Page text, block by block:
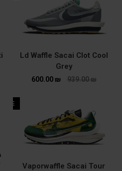
Ld Waffle Sacai Clot Cool
Grey
939.00₪
600.00 ₪
SALE
Vaporwaffle Sacai Tour